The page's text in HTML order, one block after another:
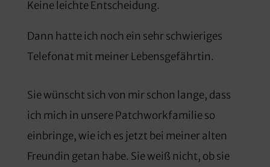
Keine leichte Entscheidung.
Dann hatte ich noch ein sehr schwieriges
Telefonat mit meiner Lebensgefährtin.
Sie wünscht sich von mir schon lange, dass
ich mich in unsere Patchworkfamilie so
einbringe, wie ich es jetzt bei meiner alten
Freundin getan habe. Sie weiß nicht, ob sie